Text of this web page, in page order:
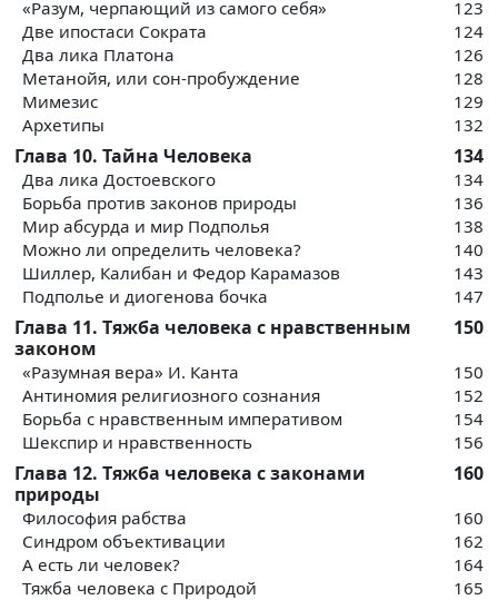
«Разум, черпающий из самого себя»
123
Две ипостаси Сократа
124
Два лика Платона
126
Метанойя, или сон-пробуждение
128
Мимезис
129
Архетипы
132
Глава 10. Тайна Человека 134
Два лика Достоевского
134
Борьба против законов природы
136
Мир абсурда и мир Подполья
138
Можно ли определить человека?
140
Шиллер, Калибан и Федор Карамазов
143
Подполье и диогенова бочка
147
Глава 11. Тяжба человека с нравственным
законом
150
«Разумная вера» И. Канта
150
Антиномия религиозного сознания
152
Борьба с нравственным императивом
154
Шекспир и нравственность
156
Глава 12. Тяжба человека с законами
природы
160
Философия рабства
160
Синдром объективации
162
А есть ли человек?
164
Тяжба человека с Природой
165